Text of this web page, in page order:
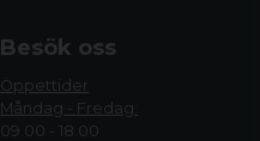
Besök oss
Öppettider
Måndag - Fredag:
09.00 - 18.00